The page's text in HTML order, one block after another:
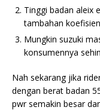
Tinggi badan aleix
tambahan
Mungkin suzuki
konsumennya
Nah sekarang jika
dengan berat badan
pwr semakin besar